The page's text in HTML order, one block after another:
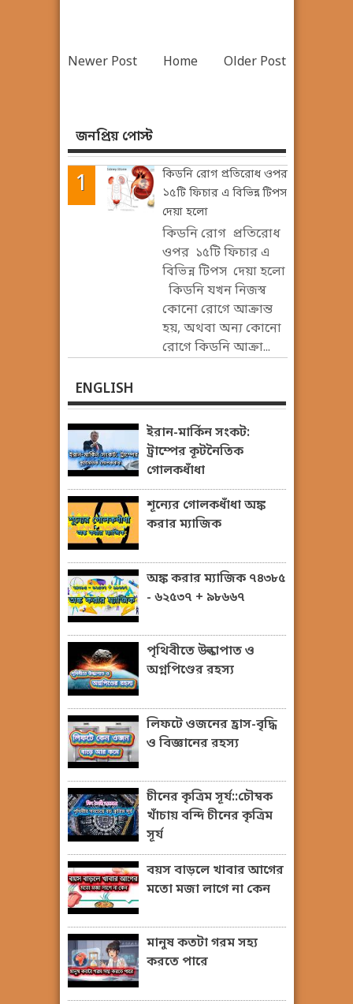
Newer Post Older Post
Home
জনপ্রিয় পোস্ট
কিডনি রোগ প্রতিরোধ ওপর
১৫টি ফিচার এ বিভিন্ন টিপস
দেয়া হলো
কিডনি রোগ প্রতিরোধ
ওপর ১৫টি ফিচার এ
বিভিন্ন টিপস দেয়া হলো
কিডনি যখন নিজস্ব
কোনো রোগে আক্রান্ত
হয়, অথবা অন্য কোনো
রোগে কিডনি আক্রা...
ENGLISH
ইরান-মার্কিন সংকট:
ট্রাম্পের কূটনৈতিক
গোলকধাঁধা
শূন্যের গোলকধাঁধা অঙ্ক
করার ম্যাজিক
অঙ্ক করার ম্যাজিক ৭৪৩৮৫
- ৬২৫৩৭ + ৯৮৬৬৭
পৃথিবীতে উল্কাপাত ও
অগ্নপিণ্ডের রহস্য
লিফটে ওজনের হ্রাস-বৃদ্ধি
ও বিজ্ঞানের রহস্য
চীনের কৃত্রিম সূর্য::চৌম্বক
খাঁচায় বন্দি চীনের কৃত্রিম
সূর্য
বয়স বাড়লে খাবার আগের
মতো মজা লাগে না কেন
মানুষ কতটা গরম সহ্য
করতে পারে